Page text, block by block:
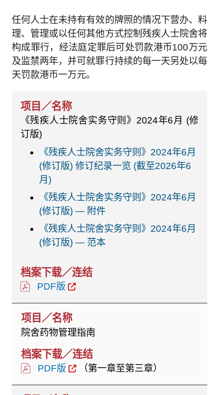
任何人士在未持有有效的牌照的情况下营办、料
理、管理或以任何其他方式控制残疾人士院舍将
构成罪行，经法庭定罪后可处罚款港币100万元
及监禁两年，并可就罪行持续的每一天另处以每
天罚款港币一万元。
《残疾人士院舍实务守则》2024年6月 (修
订版)
《残疾人士院舍实务守则》2024年6月
(修订版) 修订纪录一览 (截至2026年6
月)
《残疾人士院舍实务守则》2024年6月
(修订版) — 附件
《残疾人士院舍实务守则》2024年6月
(修订版) — 范本
PDF版
院舍药物管理指南
PDF版 （第一章至第三章）